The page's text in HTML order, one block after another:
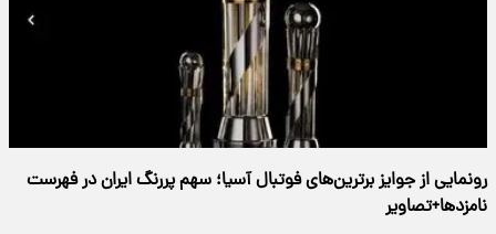
رونمایی از جوایز برترین‌های فوتبال آسیا؛ سهم پررنگ ایران در فهرست
نامزدها+تصاویر